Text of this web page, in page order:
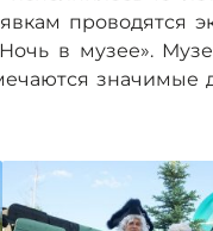
проводятся
в музее».